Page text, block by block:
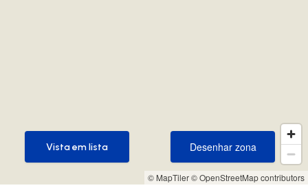
© MapTiler© OpenStreetMap contributors
Desenhar zona
Desenhar zona
Vista em lista
Vista em lista